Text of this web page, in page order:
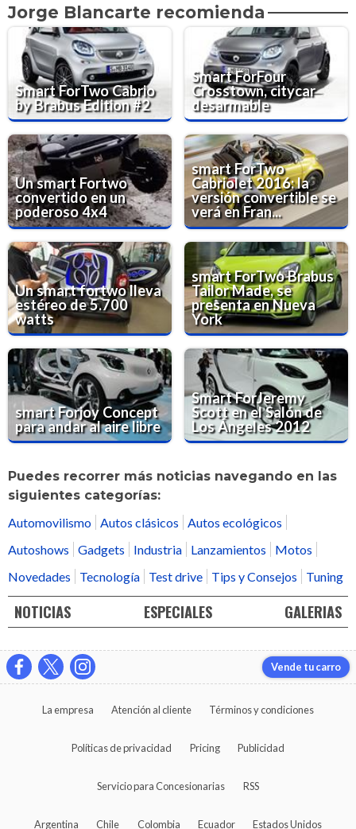
Jorge Blancarte recomienda
Smart ForTwo Cabrio
by Brabus Edition #2
Smart ForFour
Crosstown, citycar
desarmable
Un smart Fortwo
convertido en un
poderoso 4x4
smart ForTwo
Cabriolet 2016: la
versión convertible se
verá en Fran...
Un smart fortwo lleva
estéreo de 5.700
watts
smart ForTwo Brabus
Tailor Made, se
presenta en Nueva
York
smart Forjoy Concept
para andar al aire libre
Smart ForJeremy
Scott en el Salón de
Los Ángeles 2012
Puedes recorrer más noticias navegando en las
siguientes categorías:
Automovilismo
Autos clásicos
Autos ecológicos
Autoshows
Gadgets Industria Lanzamientos
Motos
Novedades
Tecnología Test drive Tips y Consejos Tuning
NOTICIAS ESPECIALES GALERIAS
Vende tu carro
La empresa Atención al cliente Términos y condiciones
Políticas de privacidad Pricing Publicidad
Servicio para Concesionarias RSS
Argentina Chile Colombia Ecuador Estados Unidos